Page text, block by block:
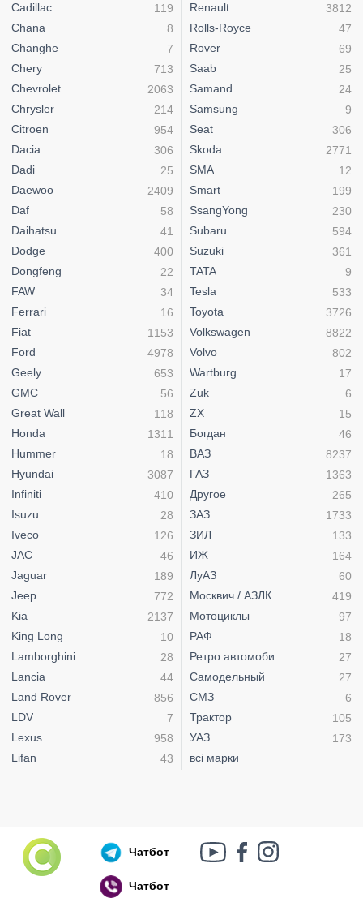
Cadillac
119
Chana
8
Changhe
7
Chery
713
Chevrolet
2063
Chrysler
214
Citroen
954
Dacia
306
Dadi
25
Daewoo
2409
Daf
58
Daihatsu
41
Dodge
400
Dongfeng
22
FAW
34
Ferrari
16
Fiat
1153
Ford
4978
Geely
653
GMC
56
Great Wall
118
Honda
1311
Hummer
18
Hyundai
3087
Infiniti
410
Isuzu
28
Iveco
126
JAC
46
Jaguar
189
Jeep
772
Kia
2137
King Long
10
Lamborghini
28
Lancia
44
Land Rover
856
LDV
7
Lexus
958
Lifan
43
Renault
3812
Rolls-Royce
47
Rover
69
Saab
25
Samand
24
Samsung
9
Seat
306
Skoda
2771
SMA
12
Smart
199
SsangYong
230
Subaru
594
Suzuki
361
TATA
9
Tesla
533
Toyota
3726
Volkswagen
8822
Volvo
802
Wartburg
17
Zuk
6
ZX
15
Богдан
46
ВАЗ
8237
ГАЗ
1363
Другое
265
ЗАЗ
1733
ЗИЛ
133
ИЖ
164
ЛуАЗ
60
Москвич / АЗЛК
419
Мотоциклы
97
РАФ
18
Ретро автомобили
27
Самодельный
27
СМЗ
6
Трактор
105
УАЗ
173
всі марки
Чатбот
Чатбот